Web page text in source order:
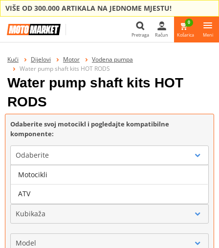
VIŠE OD 300.000 ARTIKALA NA JEDNOME MJESTU!
Pretraga Račun
0
Košarica Meni
Kući Dijelovi Motor
Vodena pumpa
Water pump shaft kits HOT RODS
Water pump shaft kits HOT
RODS
Odaberite svoj motocikl i pogledajte kompatibilne
komponente:
Odaberite
Marka
Kubikaža
Model
Motocikli
ATV